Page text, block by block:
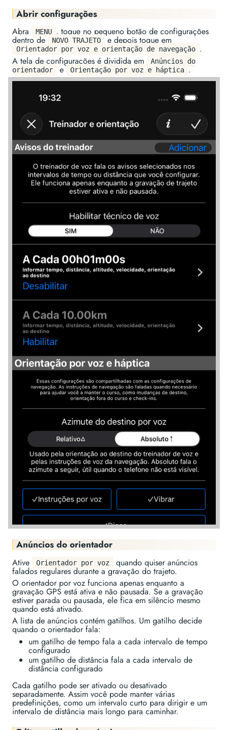
Abrir configurações
Abra MENU , toque no pequeno botão de configurações
dentro de NOVO TRAJETO e depois toque em
Orientador por voz e orientação de navegação .
A tela de configurações é dividida em
Anúncios do
orientador
e Orientação por voz e háptica .
Anúncios do orientador
Ative Orientador por voz quando quiser anúncios
falados regulares durante a gravação do trajeto.
O orientador por voz funciona apenas enquanto a
gravação GPS está ativa e não pausada. Se a gravação
estiver parada ou pausada, ele fica em silêncio mesmo
quando está ativado.
A lista de anúncios contém gatilhos. Um gatilho decide
quando o orientador fala:
um gatilho de tempo fala a cada intervalo de tempo
configurado
um gatilho de distância fala a cada intervalo de
distância configurado
Cada gatilho pode ser ativado ou desativado
separadamente. Assim você pode manter várias
predefinições, como um intervalo curto para dirigir e um
intervalo de distância mais longo para caminhar.